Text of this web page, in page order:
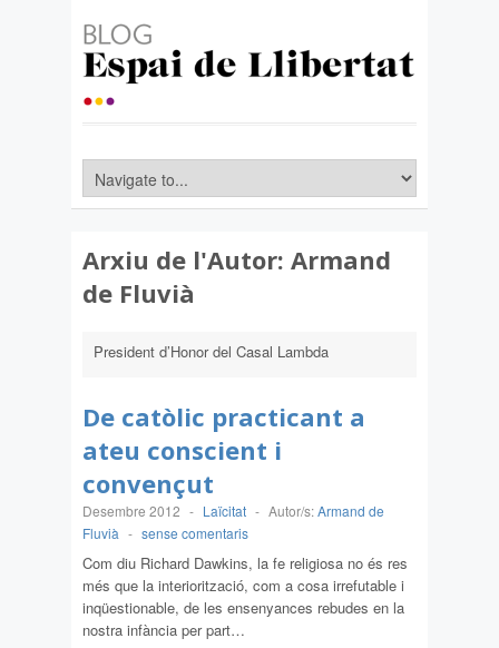
Arxiu de l'Autor: Armand
de Fluvià
President d’Honor del Casal Lambda
De catòlic practicant a
ateu conscient i
convençut
Desembre 2012 - Laïcitat - Autor/s:Armand de
Fluvià - sense comentaris
Com diu Richard Dawkins, la fe religiosa no és res
més que la interiorització, com a cosa irrefutable i
inqüestionable, de les ensenyances rebudes en la
nostra infància per part…